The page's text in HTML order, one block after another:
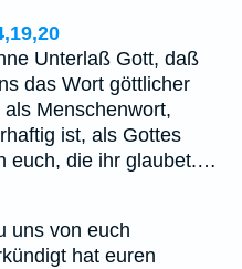
Unterlaß Gott, daß
das Wort göttlicher
Menschenwort,
ist, als Gottes
euch, die ihr glaubet.…
uns von euch
hat euren